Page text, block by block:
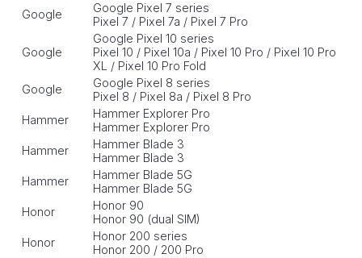
Google
Google Pixel 7 series
Pixel 7 / Pixel 7a / Pixel 7 Pro
Google
Google Pixel 10 series
Pixel 10 / Pixel 10a / Pixel 10 Pro / Pixel 10 Pro
XL / Pixel 10 Pro Fold
Google
Google Pixel 8 series
Pixel 8 / Pixel 8a / Pixel 8 Pro
Hammer
Hammer Explorer Pro
Hammer Explorer Pro
Hammer
Hammer Blade 3
Hammer Blade 3
Hammer
Hammer Blade 5G
Hammer Blade 5G
Honor
Honor 90
Honor 90 (dual SIM)
Honor
Honor 200 series
Honor 200 / 200 Pro